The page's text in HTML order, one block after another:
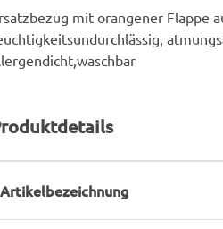
mit orangener Flappe
Artikelbezeichnung